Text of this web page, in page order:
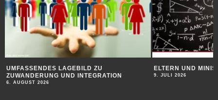
UMFASSENDES LAGEBILD ZU
ZUWANDERUNG UND INTEGRATION
6. AUGUST 2026
ELTERN UND
9. JULI 2026